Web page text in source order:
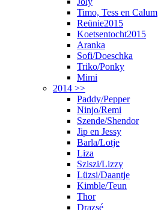
Timo, Tess en Calum
Reünie2015
Koetsentocht2015
Aranka
Sofi/Doeschka
Triko/Ponky
Mimi
2014 >>
Paddy/Pepper
Ninjo/Remi
Szende/Shendor
Jip en Jessy
Barla/Lotje
Liza
Sziszi/Lizzy
Lüzsi/Daantje
Kimble/Teun
Thor
Drazsé